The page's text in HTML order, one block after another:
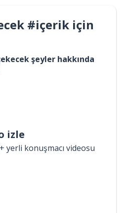
#içerik için
şeyler hakkında
izle
yerli konuşmacı videosu